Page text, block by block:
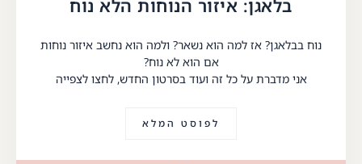
בלאגן: איזור הנוחות הלא נוח
נוח בבלאגן? אז למה הוא נשאר? ולמה הוא נחשב איזור נוחות
אם הוא לא נוח?
אני מדברת על כל זה ועוד בסרטון החדש, לחצו לצפייה
לפוסט המלא